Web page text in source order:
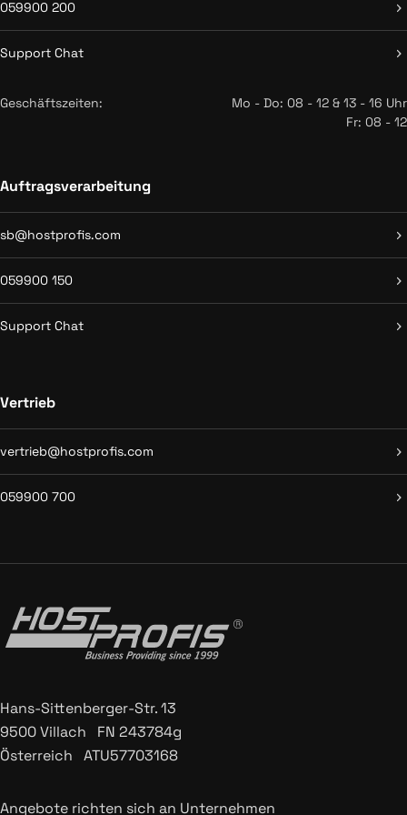
059900 200
Support Chat
Geschäftszeiten:
Mo - Do: 08 - 12 & 13 - 16 Uhr
Fr: 08 - 12
Auftragsverarbeitung
sb@hostprofis.com
059900 150
Support Chat
Vertrieb
vertrieb@hostprofis.com
059900 700
Hans-Sittenberger-Str. 13
9500 Villach FN 243784g
Österreich ATU57703168
Angebote richten sich an Unternehmen